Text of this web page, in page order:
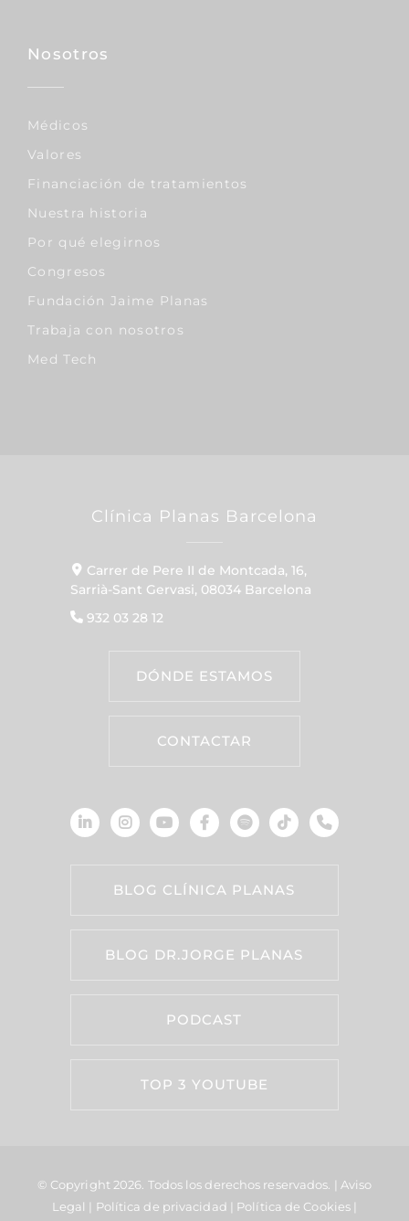
Nosotros
Médicos
Valores
Financiación de tratamientos
Nuestra historia
Por qué elegirnos
Congresos
Fundación Jaime Planas
Trabaja con nosotros
Med Tech
Clínica Planas Barcelona
Carrer de Pere II de Montcada, 16,
Sarrià-Sant Gervasi, 08034 Barcelona
932 03 28 12
DÓNDE ESTAMOS
CONTACTAR
BLOG CLÍNICA PLANAS
BLOG DR.JORGE PLANAS
PODCAST
TOP 3 YOUTUBE
© Copyright 2026. Todos los derechos reservados. | Aviso
Legal | Política de privacidad | Política de Cookies |